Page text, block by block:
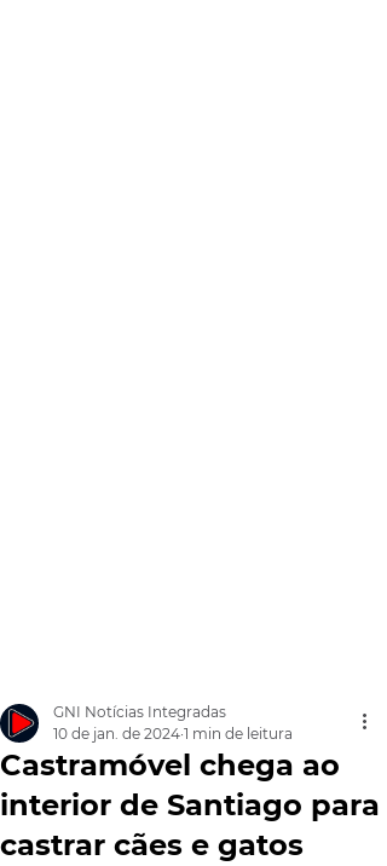
Castramóvel chega ao
interior de Santiago para
castrar cães e gatos
GNI Notícias Integradas
10 de jan. de 2024 1 min de leitura